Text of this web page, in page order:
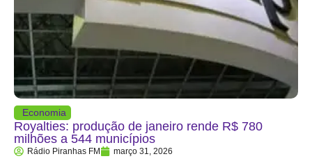
Economia
Royalties: produção de janeiro rende R$ 780
milhões a 544 municípios
Rádio Piranhas FM março 31, 2026